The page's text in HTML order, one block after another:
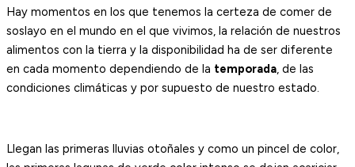
Hay momentos en los que tenemos la certeza de comer de
soslayo en el mundo en el que vivimos, la relación de nuestros
alimentos con la tierra y la disponibilidad ha de ser diferente
en cada momento dependiendo de la temporada, de las
condiciones climáticas y por supuesto de nuestro estado.
Llegan las primeras lluvias otoñales y como un pincel de color,